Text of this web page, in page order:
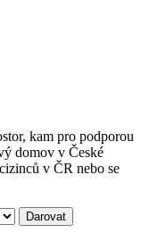
kam pro podporou
domov v České
v ČR nebo se
Darovat